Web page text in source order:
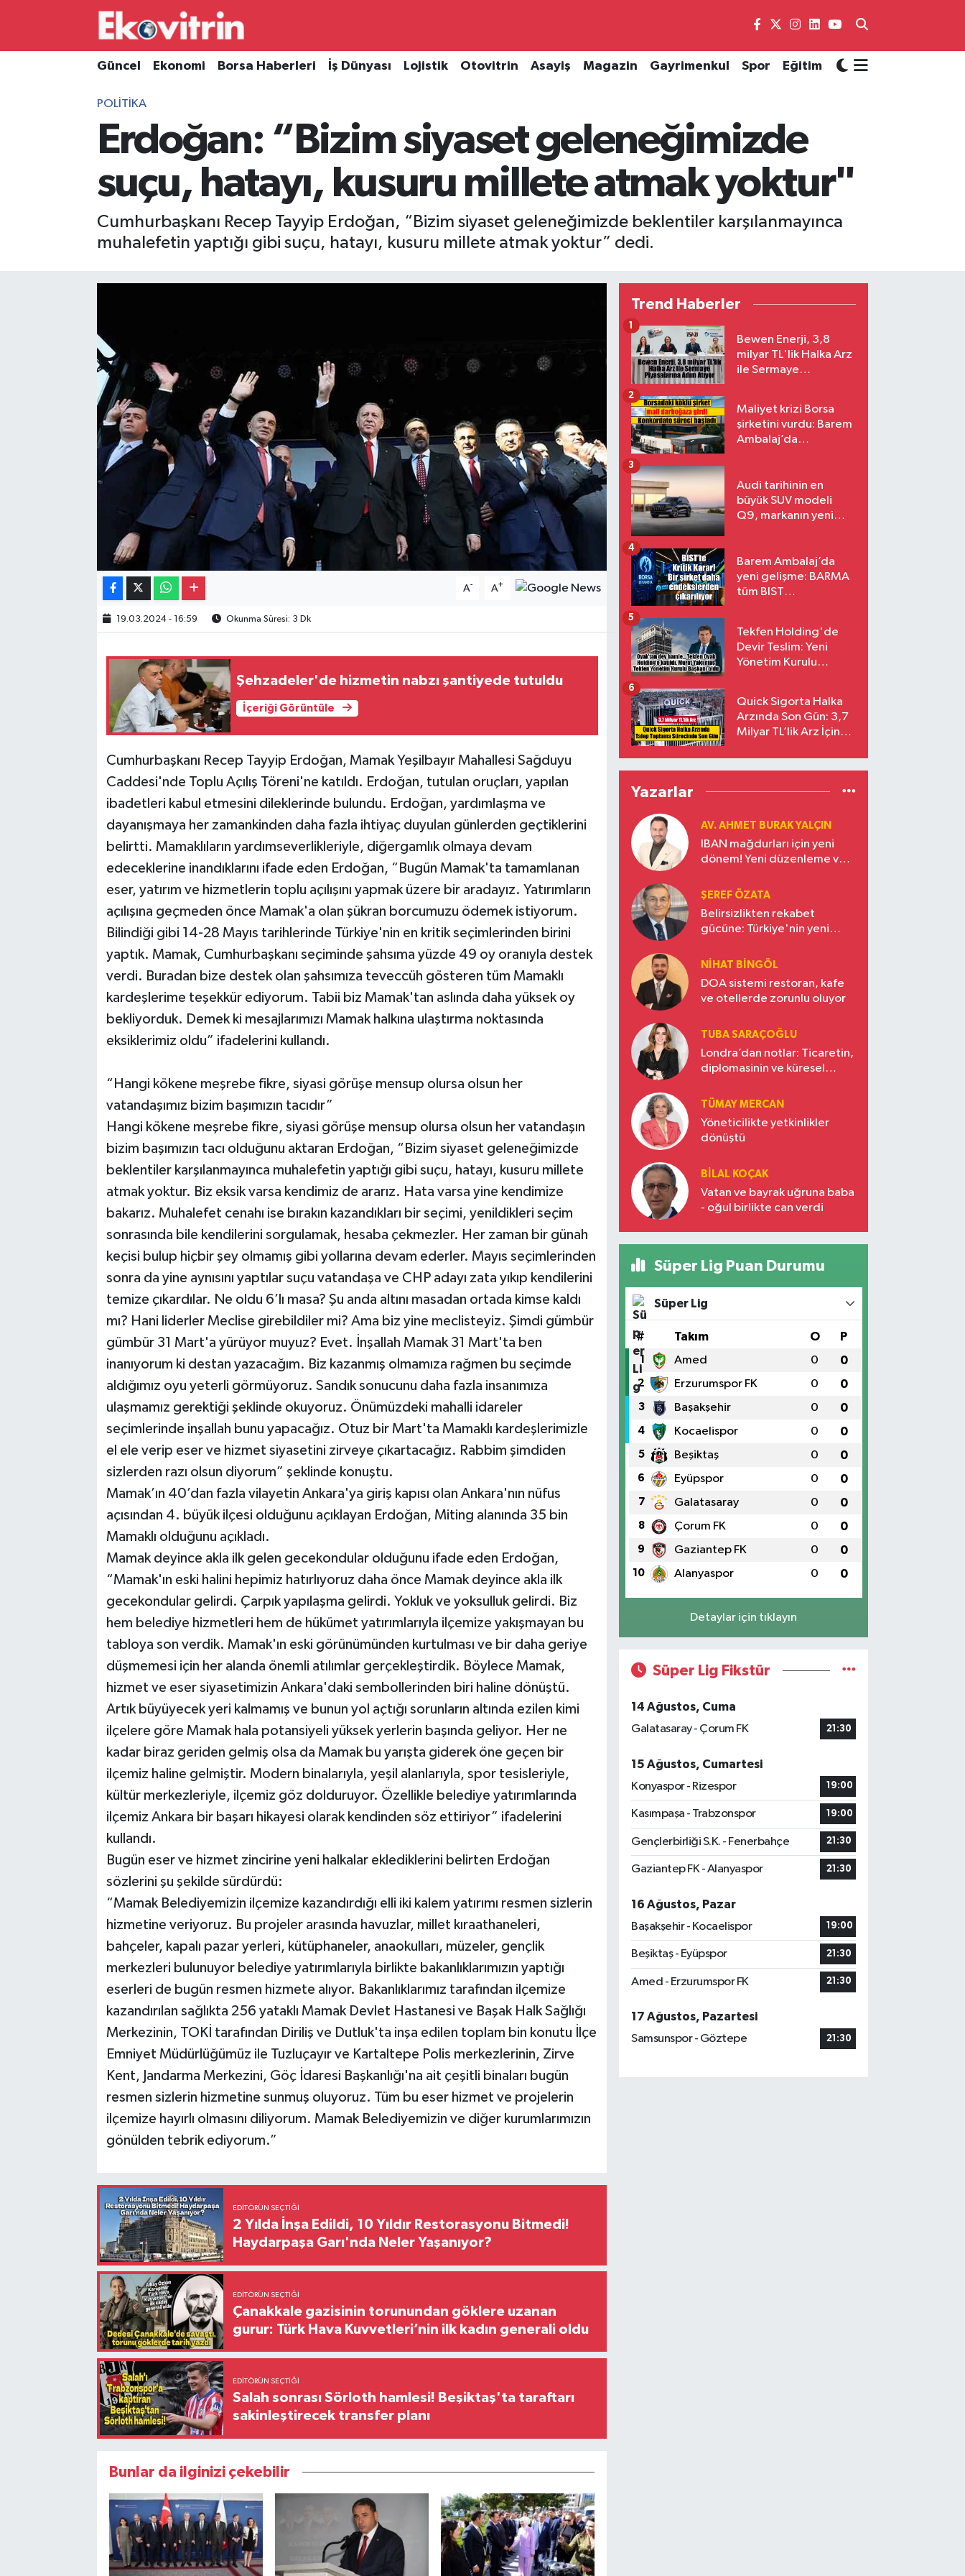
Güncel Ekonomi Borsa Haberleri İş Dünyası Lojistik Otovitrin Asayiş Magazin Gayrimenkul Spor Eğitim
POLITIKA
Erdoğan: “Bizim siyaset geleneğimizde
suçu, hatayı, kusuru millete atmak yoktur"
Cumhurbaşkanı Recep Tayyip Erdoğan, “Bizim siyaset geleneğimizde beklentiler karşılanmayınca
muhalefetin yaptığı gibi suçu, hatayı, kusuru millete atmak yoktur” dedi.
A- A+
19.03.2024 - 16:59 Okunma Süresi: 3 Dk
Şehzadeler'de hizmetin nabzı şantiyede tutuldu
İçeriği Görüntüle
Cumhurbaşkanı Recep Tayyip Erdoğan, Mamak Yeşilbayır Mahallesi Sağduyu
Caddesi'nde Toplu Açılış Töreni'ne katıldı. Erdoğan, tutulan oruçları, yapılan
ibadetleri kabul etmesini dileklerinde bulundu. Erdoğan, yardımlaşma ve
dayanışmaya her zamankinden daha fazla ihtiyaç duyulan günlerden geçtiklerini
belirtti. Mamaklıların yardımseverlikleriyle, diğergamlık olmaya devam
edeceklerine inandıklarını ifade eden Erdoğan, “Bugün Mamak'ta tamamlanan
eser, yatırım ve hizmetlerin toplu açılışını yapmak üzere bir aradayız. Yatırımların
açılışına geçmeden önce Mamak'a olan şükran borcumuzu ödemek istiyorum.
Bilindiği gibi 14-28 Mayıs tarihlerinde Türkiye'nin en kritik seçimlerinden birini
yaptık. Mamak, Cumhurbaşkanı seçiminde şahsıma yüzde 49 oy oranıyla destek
verdi. Buradan bize destek olan şahsımıza teveccüh gösteren tüm Mamaklı
kardeşlerime teşekkür ediyorum. Tabii biz Mamak'tan aslında daha yüksek oy
bekliyorduk. Demek ki mesajlarımızı Mamak halkına ulaştırma noktasında
eksiklerimiz oldu” ifadelerini kullandı.
“Hangi kökene meşrebe fikre, siyasi görüşe mensup olursa olsun her
vatandaşımız bizim başımızın tacıdır”
Hangi kökene meşrebe fikre, siyasi görüşe mensup olursa olsun her vatandaşın
bizim başımızın tacı olduğunu aktaran Erdoğan, “Bizim siyaset geleneğimizde
beklentiler karşılanmayınca muhalefetin yaptığı gibi suçu, hatayı, kusuru millete
atmak yoktur. Biz eksik varsa kendimiz de ararız. Hata varsa yine kendimize
bakarız. Muhalefet cenahı ise bırakın kazandıkları bir seçimi, yenildikleri seçim
sonrasında bile kendilerini sorgulamak, hesaba çekmezler. Her zaman bir günah
keçisi bulup hiçbir şey olmamış gibi yollarına devam ederler. Mayıs seçimlerinden
sonra da yine aynısını yaptılar suçu vatandaşa ve CHP adayı zata yıkıp kendilerini
temize çıkardılar. Ne oldu 6’lı masa? Şu anda altını masadan ortada kimse kaldı
mı? Hani liderler Meclise girebildiler mi? Ama biz yine meclisteyiz. Şimdi gümbür
gümbür 31 Mart'a yürüyor muyuz? Evet. İnşallah Mamak 31 Mart'ta ben
inanıyorum ki destan yazacağım. Biz kazanmış olmamıza rağmen bu seçimde
aldığımız oyu yeterli görmüyoruz. Sandık sonucunu daha fazla insanımıza
ulaşmamız gerektiği şeklinde okuyoruz. Önümüzdeki mahalli idareler
seçimlerinde inşallah bunu yapacağız. Otuz bir Mart'ta Mamaklı kardeşlerimizle
el ele verip eser ve hizmet siyasetini zirveye çıkartacağız. Rabbim şimdiden
sizlerden razı olsun diyorum” şeklinde konuştu.
Mamak’ın 40’dan fazla vilayetin Ankara'ya giriş kapısı olan Ankara'nın nüfus
açısından 4. büyük ilçesi olduğunu açıklayan Erdoğan, Miting alanında 35 bin
Mamaklı olduğunu açıkladı.
Mamak deyince akla ilk gelen gecekondular olduğunu ifade eden Erdoğan,
“Mamak'ın eski halini hepimiz hatırlıyoruz daha önce Mamak deyince akla ilk
gecekondular gelirdi. Çarpık yapılaşma gelirdi. Yokluk ve yoksulluk gelirdi. Biz
hem belediye hizmetleri hem de hükümet yatırımlarıyla ilçemize yakışmayan bu
tabloya son verdik. Mamak'ın eski görünümünden kurtulması ve bir daha geriye
düşmemesi için her alanda önemli atılımlar gerçekleştirdik. Böylece Mamak,
hizmet ve eser siyasetimizin Ankara'daki sembollerinden biri haline dönüştü.
Artık büyüyecek yeri kalmamış ve bunun yol açtığı sorunların altında ezilen kimi
ilçelere göre Mamak hala potansiyeli yüksek yerlerin başında geliyor. Her ne
kadar biraz geriden gelmiş olsa da Mamak bu yarışta giderek öne geçen bir
ilçemiz haline gelmiştir. Modern binalarıyla, yeşil alanlarıyla, spor tesisleriyle,
kültür merkezleriyle, ilçemiz göz dolduruyor. Özellikle belediye yatırımlarında
ilçemiz Ankara bir başarı hikayesi olarak kendinden söz ettiriyor” ifadelerini
kullandı.
Bugün eser ve hizmet zincirine yeni halkalar eklediklerini belirten Erdoğan
sözlerini şu şekilde sürdürdü:
“Mamak Belediyemizin ilçemize kazandırdığı elli iki kalem yatırımı resmen sizlerin
hizmetine veriyoruz. Bu projeler arasında havuzlar, millet kıraathaneleri,
bahçeler, kapalı pazar yerleri, kütüphaneler, anaokulları, müzeler, gençlik
merkezleri bulunuyor belediye yatırımlarıyla birlikte bakanlıklarımızın yaptığı
eserleri de bugün resmen hizmete alıyor. Bakanlıklarımız tarafından ilçemize
kazandırılan sağlıkta 256 yataklı Mamak Devlet Hastanesi ve Başak Halk Sağlığı
Merkezinin, TOKİ tarafından Diriliş ve Dutluk'ta inşa edilen toplam bin konutu İlçe
Emniyet Müdürlüğümüz ile Tuzluçayır ve Kartaltepe Polis merkezlerinin, Zirve
Kent, Jandarma Merkezini, Göç İdaresi Başkanlığı'na ait çeşitli binaları bugün
resmen sizlerin hizmetine sunmuş oluyoruz. Tüm bu eser hizmet ve projelerin
ilçemize hayırlı olmasını diliyorum. Mamak Belediyemizin ve diğer kurumlarımızın
gönülden tebrik ediyorum.”
EDITÖRÜN SEÇTIĞI
2 Yılda İnşa Edildi, 10 Yıldır Restorasyonu Bitmedi!
Haydarpaşa Garı'nda Neler Yaşanıyor?
EDITÖRÜN SEÇTIĞI
Çanakkale gazisinin torunundan göklere uzanan
gurur: Türk Hava Kuvvetleri’nin ilk kadın generali oldu
EDITÖRÜN SEÇTIĞI
Salah sonrası Sörloth hamlesi! Beşiktaş'ta taraftarı
sakinleştirecek transfer planı
Bunlar da ilginizi çekebilir
Trend Haberler
Bewen Enerji, 3,8
milyar TL'lik Halka Arz
ile Sermaye
1
Maliyet krizi Borsa
şirketini vurdu: Barem
Ambalaj’da
2
Audi tarihinin en
büyük SUV modeli
Q9, markanın yeni
3
Barem Ambalaj’da
yeni gelişme: BARMA
tüm BIST
4
Tekfen Holding'de
Devir Teslim: Yeni
Yönetim Kurulu
5
Quick Sigorta Halka
Arzında Son Gün: 3,7
Milyar TL’lik Arz İçin
Eriyor
6
Yazarlar
AV. AHMET BURAK YALÇIN
IBAN mağdurları için yeni
dönem! Yeni düzenleme ve
ŞEREF ÖZATA
Belirsizlikten rekabet
gücüne: Türkiye'nin yeni
NIHAT BINGÖL
DOA sistemi restoran, kafe
ve otellerde zorunlu oluyor
TUBA SARAÇOĞLU
Londra’dan notlar: Ticaretin,
diplomasinin ve küresel
Türkiye’nin yükselen gücü
TÜMAY MERCAN
Yöneticilikte yetkinlikler
dönüştü
BILAL KOÇAK
Vatan ve bayrak uğruna baba
- oğul birlikte can verdi
Süper Lig Puan Durumu
Süper Lig
# Takım O P
1 Amed 0 0
2 Erzurumspor FK 0 0
3 Başakşehir 0 0
4 Kocaelispor 0 0
5 Beşiktaş 0 0
6 Eyüpspor 0 0
7 Galatasaray 0 0
8 Çorum FK 0 0
9 Gaziantep FK 0 0
10 Alanyaspor 0 0
Detaylar için tıklayın
Süper Lig Fikstür
14 Ağustos, Cuma
Galatasaray - Çorum FK
21:30
15 Ağustos, Cumartesi
Konyaspor - Rizespor
19:00
Kasımpaşa - Trabzonspor 19:00
Gençlerbirliği S.K. - Fenerbahçe 21:30
Gaziantep FK - Alanyaspor 21:30
16 Ağustos, Pazar
Başakşehir - Kocaelispor
19:00
Beşiktaş - Eyüpspor 21:30
Amed - Erzurumspor FK 21:30
17 Ağustos, Pazartesi
Samsunspor - Göztepe
21:30
Güncel
Borsa Haberleri
Gayrimenkul
Hava Durumu
Süper Lig Puan Durumu ve Fikstür
Son Dakika Haberleri
Haber Arşivi